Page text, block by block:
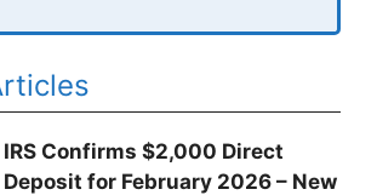
IRS Confirms $2,000 Direct
Deposit for February 2026 – New